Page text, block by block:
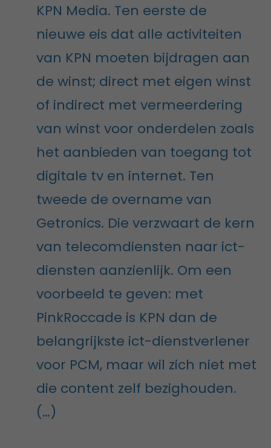
KPN Media. Ten eerste de
nieuwe eis dat alle activiteiten
van KPN moeten bijdragen aan
de winst; direct met eigen winst
of indirect met vermeerdering
van winst voor onderdelen zoals
het aanbieden van toegang tot
digitale tv en internet. Ten
tweede de overname van
Getronics. Die verzwaart de kern
van telecomdiensten naar ict-
diensten aanzienlijk. Om een
voorbeeld te geven: met
PinkRoccade is KPN dan de
belangrijkste ict-dienstverlener
voor PCM, maar wil zich niet met
die content zelf bezighouden.
(…)